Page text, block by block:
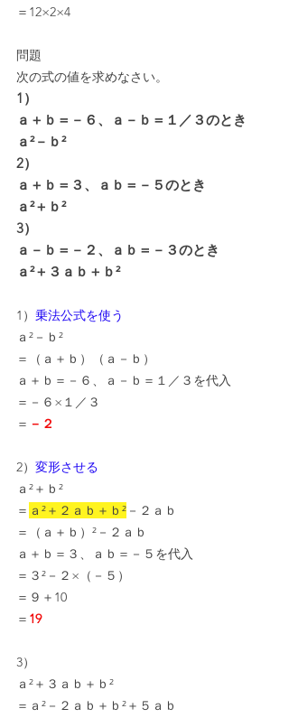
＝12×2×4
問題
次の式の値を求めなさい。
1）
ａ＋ｂ＝－６、ａ－ｂ＝１／３のとき
ａ²－ｂ²
2）
ａ＋ｂ＝３、ａｂ＝－５のとき
ａ²＋ｂ²
3）
ａ－ｂ＝－２、ａｂ＝－３のとき
ａ²＋３ａｂ＋ｂ²
1） 乗法公式を使う
ａ²－ｂ²
＝（ａ＋ｂ）（ａ－ｂ）
ａ＋ｂ＝－６、ａ－ｂ＝１／３を代入
＝－６×１／３
＝ －２
2） 変形させる
ａ²＋ｂ²
＝ ａ²＋２ａｂ＋ｂ² －２ａｂ
＝（ａ＋ｂ）²－２ａｂ
ａ＋ｂ＝３、ａｂ＝－５を代入
＝３²－２×（－５）
＝９＋10
＝ 19
3）
ａ²＋３ａｂ＋ｂ²
＝ａ²－２ａｂ＋ｂ²＋５ａｂ